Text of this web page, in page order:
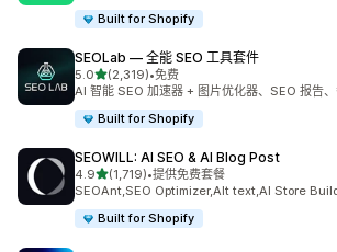
Built for Shopify
SEOLab — 全能 SEO 工具套件
5.0星（满分 5 星）
(2,319)
总共 2319 条评论
•免费
AI 智能 SEO 加速器 + 图片优化器、SEO 报告
Built for Shopify
SEOWILL: AI SEO & AI Blog Post
4.9星（满分 5 星）
(1,719)
总共 1719 条评论
•提供免费套餐
SEOAnt,SEO Optimizer,Alt text,AI Store
Built for Shopify